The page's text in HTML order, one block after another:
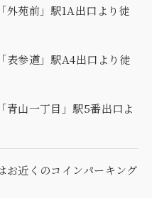
外苑前」駅1A出口より徒
表参道」駅A4出口より徒
青山一丁目」駅5番出口よ
お近くのコインパーキング